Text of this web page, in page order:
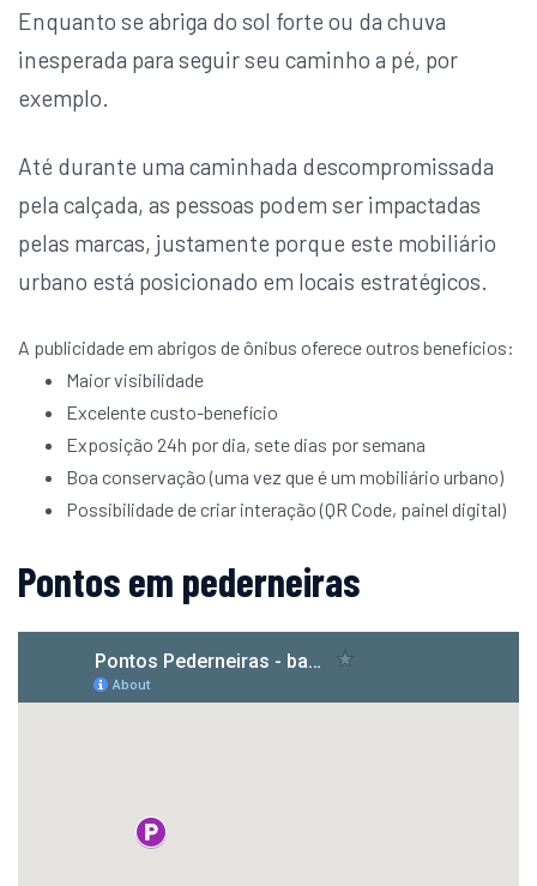
Enquanto se abriga do sol forte ou da chuva
inesperada para seguir seu caminho a pé, por
exemplo.
Até durante uma caminhada descompromissada
pela calçada, as pessoas podem ser impactadas
pelas marcas, justamente porque este mobiliário
urbano está posicionado em locais estratégicos.
A publicidade em abrigos de ônibus oferece outros benefícios:
Maior visibilidade
Excelente custo-benefício
Exposição 24h por dia, sete dias por semana
Boa conservação (uma vez que é um mobiliário urbano)
Possibilidade de criar interação (QR Code, painel digital)
Pontos em pederneiras